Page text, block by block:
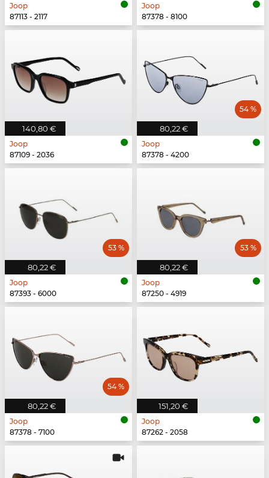
Joop
87113 - 2117
Joop
87378 - 8100
140,80 €
Joop
87109 - 2036
80,22 €
54 %
Joop
87378 - 4200
80,22 €
53 %
Joop
87393 - 6000
80,22 €
53 %
Joop
87250 - 4919
80,22 €
54 %
Joop
87378 - 7100
151,20 €
Joop
87262 - 2058